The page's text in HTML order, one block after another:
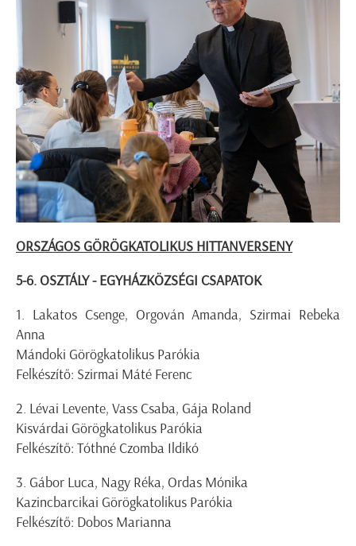
ORSZÁGOS GÖRÖGKATOLIKUS HITTANVERSENY
5-6. OSZTÁLY - EGYHÁZKÖZSÉGI CSAPATOK
1. Lakatos Csenge, Orgován Amanda, Szirmai Rebeka
Anna
Mándoki Görögkatolikus Parókia
Felkészítő: Szirmai Máté Ferenc
2. Lévai Levente, Vass Csaba, Gája Roland
Kisvárdai Görögkatolikus Parókia
Felkészítő: Tóthné Czomba Ildikó
3. Gábor Luca, Nagy Réka, Ordas Mónika
Kazincbarcikai Görögkatolikus Parókia
Felkészítő: Dobos Marianna